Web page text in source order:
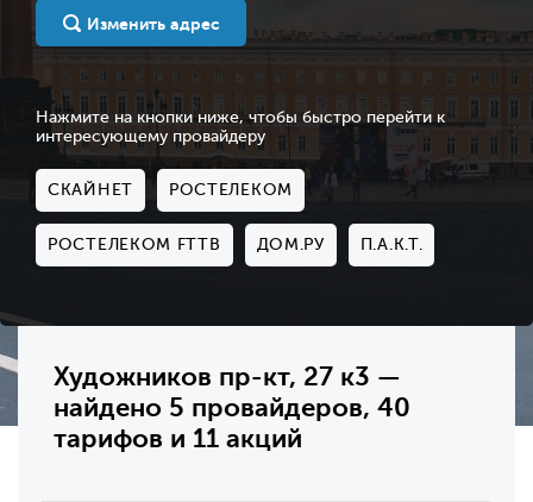
Изменить адрес
Нажмите на кнопки ниже, чтобы быстро перейти к
интересующему провайдеру
СКАЙНЕТ РОСТЕЛЕКОМ
РОСТЕЛЕКОМ FTTB ДОМ.РУ П.А.К.Т.
Художников пр-кт, 27 к3 —
найдено 5 провайдеров, 40
тарифов и 11 акций